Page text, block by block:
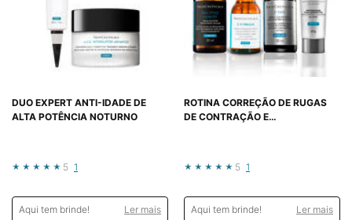
DUO EXPERT ANTI-IDADE DE
ALTA POTÊNCIA NOTURNO
5 1
Aqui tem brinde! Ler mais
ROTINA CORREÇÃO DE RUGAS
DE CONTRAÇÃO E
5 1
Aqui tem brinde! Ler mais